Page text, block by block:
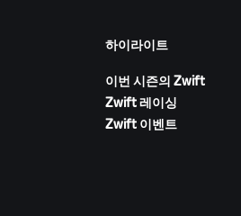
하이라이트
이번 시즌의 Zwift
Zwift 레이싱
Zwift 이벤트